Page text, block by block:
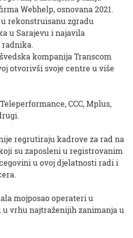
Webhelp, osnovana 2021.
rekonstruisanu zgradu
u Sarajevu i najavila
radnika.
kompanija Transcom
otvorivši svoje centre u više
CCC, Mplus,
regrutiraju kadrove za rad na
su zaposleni u registrovanim
u ovoj djelatnosti radi i
mojposao operateri u
vrhu najtraženijih zanimanja u